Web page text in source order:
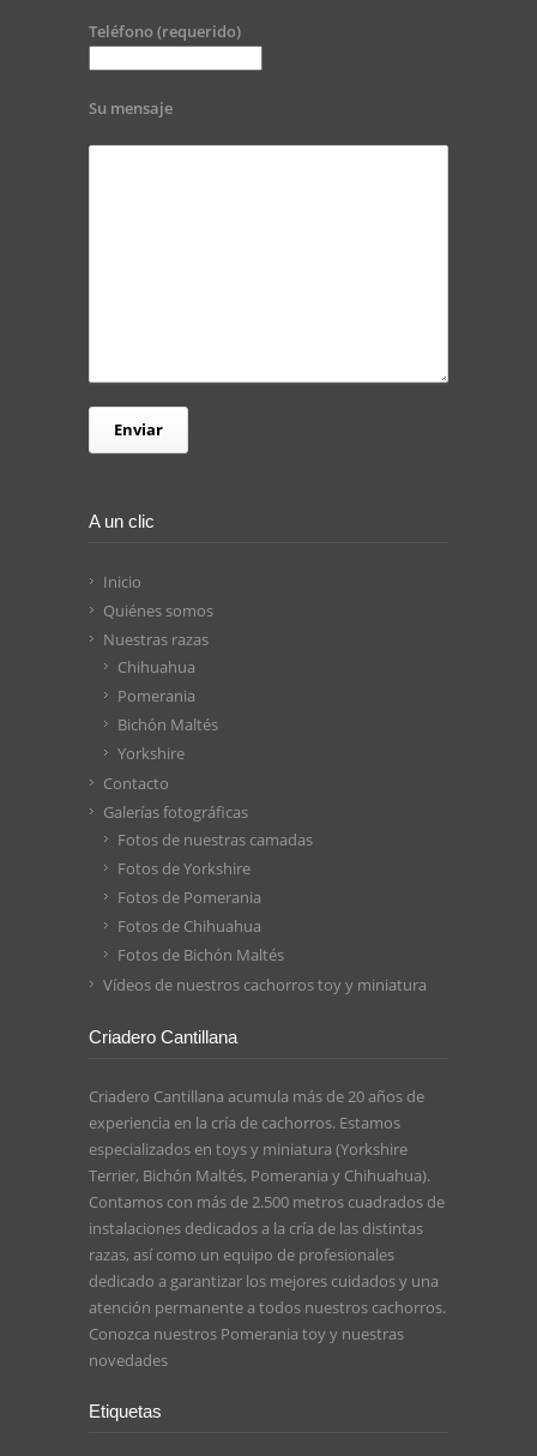
Teléfono (requerido)
Su mensaje
A un clic
Inicio
Quiénes somos
Nuestras razas
Chihuahua
Pomerania
Bichón Maltés
Yorkshire
Contacto
Galerías fotográficas
Fotos de nuestras camadas
Fotos de Yorkshire
Fotos de Pomerania
Fotos de Chihuahua
Fotos de Bichón Maltés
Vídeos de nuestros cachorros toy y miniatura
Criadero Cantillana
Criadero Cantillana acumula más de 20 años de
experiencia en la cría de cachorros. Estamos
especializados en toys y miniatura (Yorkshire
Terrier, Bichón Maltés, Pomerania y Chihuahua).
Contamos con más de 2.500 metros cuadrados de
instalaciones dedicados a la cría de las distintas
razas, así como un equipo de profesionales
dedicado a garantizar los mejores cuidados y una
atención permanente a todos nuestros cachorros.
Conozca nuestros Pomerania toyy nuestras
novedades
Etiquetas